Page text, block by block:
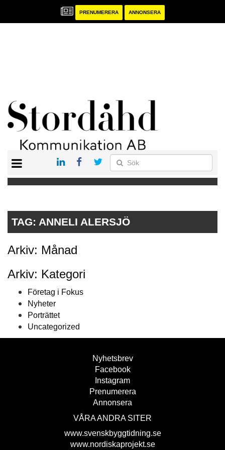
PRENUMERERA ANNONSERA
TAG: ANNELI ALERSJÖ
Arkiv: Månad
Arkiv: Kategori
Företag i Fokus
Nyheter
Porträttet
Uncategorized
Nyhetsbrev
Facebook
Instagram
Prenumerera
Annonsera
VÅRA ANDRA SITER
www.svenskbyggtidning.se
www.nordiskaprojekt.se